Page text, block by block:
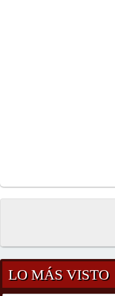
LO MÁS VISTO